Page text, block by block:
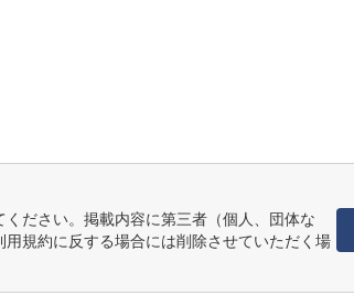
ださい。掲載内容に第三者（個人、団体な
規約に反する場合には削除させていただく場